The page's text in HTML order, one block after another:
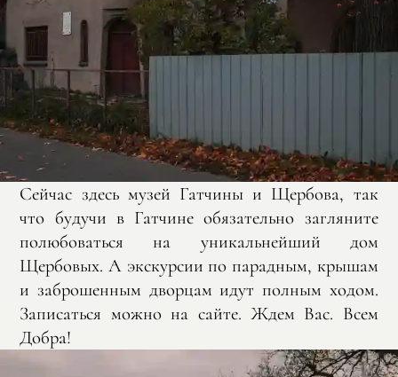
Сейчас здесь музей Гатчины и Щербова, так
что будучи в Гатчине обязательно загляните
полюбоваться на уникальнейший дом
Щербовых. А экскурсии по парадным, крышам
и заброшенным дворцам идут полным ходом.
Записаться можно на сайте. Ждем Вас. Всем
Добра!